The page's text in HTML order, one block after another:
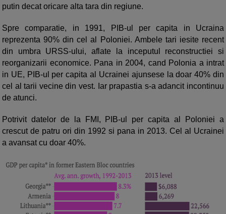
putin decat oricare alta tara din regiune.
Spre comparatie, in 1991, PIB-ul per capita in Ucraina
reprezenta 90% din cel al Poloniei. Ambele tari iesite recent
din umbra URSS-ului, aflate la inceputul reconstructiei si
reorganizarii economice. Pana in 2004, cand Polonia a intrat
in UE, PIB-ul per capita al Ucrainei ajunsese la doar 40% din
cel al tarii vecine din vest. Iar prapastia s-a adancit incontinuu
de atunci.
Potrivit datelor de la FMI, PIB-ul per capita al Poloniei a
crescut de patru ori din 1992 si pana in 2013. Cel al Ucrainei
a avansat cu doar 40%.